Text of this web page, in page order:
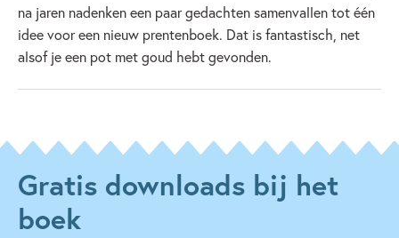
na jaren nadenken een paar gedachten samenvallen tot één
idee voor een nieuw prentenboek. Dat is fantastisch, net
alsof je een pot met goud hebt gevonden.
Gratis downloads bij het
boek